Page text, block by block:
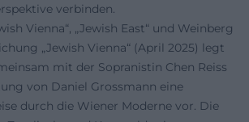
verbinden.
Vienna“, „Jewish East“ und Weinberg
„Jewish Vienna“ (April 2025) legt
mit der Sopranistin Chen Reiss
von Daniel Grossmann eine
durch die Wiener Moderne vor. Die